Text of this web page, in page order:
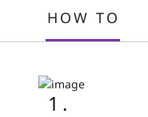
HOW TO
1.